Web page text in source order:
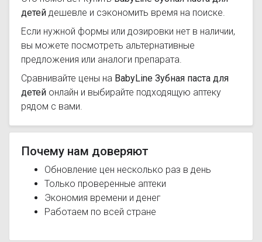
детей дешевле и сэкономить время на поиске.
Если нужной формы или дозировки нет в наличии,
вы можете посмотреть альтернативные
предложения или аналоги препарата.
Сравнивайте цены на BabyLine Зубная паста для
детей онлайн и выбирайте подходящую аптеку
рядом с вами.
Почему нам доверяют
Обновление цен несколько раз в день
Только проверенные аптеки
Экономия времени и денег
Работаем по всей стране